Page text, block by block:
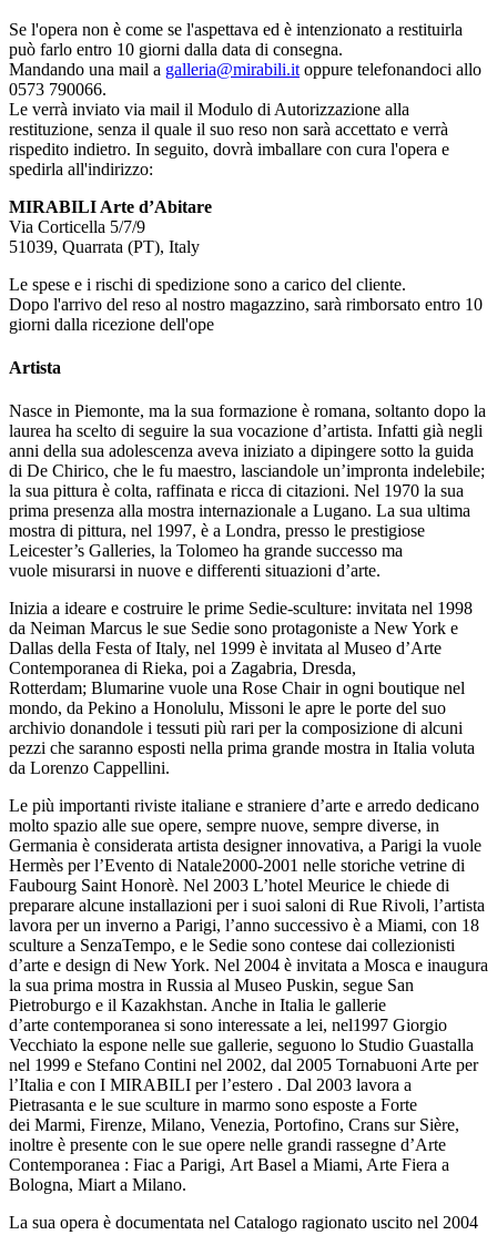
Se l'opera non è come se l'aspettava ed è intenzionato a restituirla
può farlo entro 10 giorni dalla data di consegna.
Mandando una mail a galleria@mirabili.it oppure telefonandoci allo
0573 790066.
Le verrà inviato via mail il Modulo di Autorizzazione alla
restituzione, senza il quale il suo reso non sarà accettato e verrà
rispedito indietro. In seguito, dovrà imballare con cura l'opera e
spedirla all'indirizzo:
MIRABILI Arte d’Abitare
Via Corticella 5/7/9
51039, Quarrata (PT), Italy
Le spese e i rischi di spedizione sono a carico del cliente.
Dopo l'arrivo del reso al nostro magazzino, sarà rimborsato entro 10
giorni dalla ricezione dell'ope
Artista
Nasce in Piemonte, ma la sua formazione è romana, soltanto dopo la
laurea ha scelto di seguire la sua vocazione d’artista. Infatti già negli
anni della sua adolescenza aveva iniziato a dipingere sotto la guida
di De Chirico, che le fu maestro, lasciandole un’impronta indelebile;
la sua pittura è colta, raffinata e ricca di citazioni. Nel 1970 la sua
prima presenza alla mostra internazionale a Lugano. La sua ultima
mostra di pittura, nel 1997, è a Londra, presso le prestigiose
Leicester’s Galleries, la Tolomeo ha grande successo ma
vuole misurarsi in nuove e differenti situazioni d’arte.
Inizia a ideare e costruire le prime Sedie-sculture: invitata nel 1998
da Neiman Marcus le sue Sedie sono protagoniste a New York e
Dallas della Festa of Italy, nel 1999 è invitata al Museo d’Arte
Contemporanea di Rieka, poi a Zagabria, Dresda,
Rotterdam; Blumarine vuole una Rose Chair in ogni boutique nel
mondo, da Pekino a Honolulu, Missoni le apre le porte del suo
archivio donandole i tessuti più rari per la composizione di alcuni
pezzi che saranno esposti nella prima grande mostra in Italia voluta
da Lorenzo Cappellini.
Le più importanti riviste italiane e straniere d’arte e arredo dedicano
molto spazio alle sue opere, sempre nuove, sempre diverse, in
Germania è considerata artista designer innovativa, a Parigi la vuole
Hermès per l’Evento di Natale2000-2001 nelle storiche vetrine di
Faubourg Saint Honorè. Nel 2003 L’hotel Meurice le chiede di
preparare alcune installazioni per i suoi saloni di Rue Rivoli, l’artista
lavora per un inverno a Parigi, l’anno successivo è a Miami, con 18
sculture a SenzaTempo, e le Sedie sono contese dai collezionisti
d’arte e design di New York. Nel 2004 è invitata a Mosca e inaugura
la sua prima mostra in Russia al Museo Puskin, segue San
Pietroburgo e il Kazakhstan. Anche in Italia le gallerie
d’arte contemporanea si sono interessate a lei, nel1997 Giorgio
Vecchiato la espone nelle sue gallerie, seguono lo Studio Guastalla
nel 1999 e Stefano Contini nel 2002, dal 2005 Tornabuoni Arte per
l’Italia e con I MIRABILI per l’estero . Dal 2003 lavora a
Pietrasanta e le sue sculture in marmo sono esposte a Forte
dei Marmi, Firenze, Milano, Venezia, Portofino, Crans sur Sière,
inoltre è presente con le sue opere nelle grandi rassegne d’Arte
Contemporanea : Fiac a Parigi, Art Basel a Miami, Arte Fiera a
Bologna, Miart a Milano.
La sua opera è documentata nel Catalogo ragionato uscito nel 2004